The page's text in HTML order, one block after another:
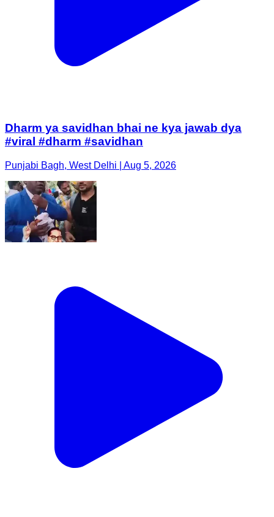
Dharm ya savidhan bhai ne kya jawab dya
#viral #dharm #savidhan
Punjabi Bagh, West Delhi | Aug 5, 2026